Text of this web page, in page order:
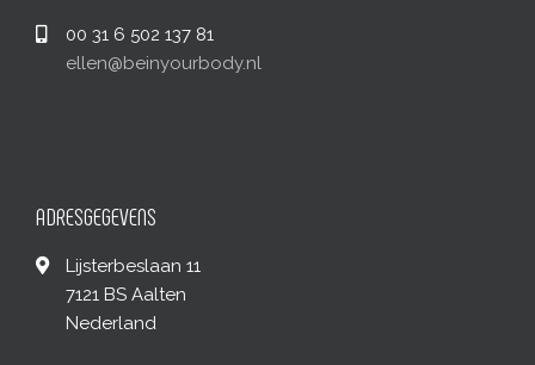
00 31 6 502 137 81
ellen@beinyourbody.nl
ADRESGEGEVENS
Lijsterbeslaan 11
7121 BS Aalten
Nederland